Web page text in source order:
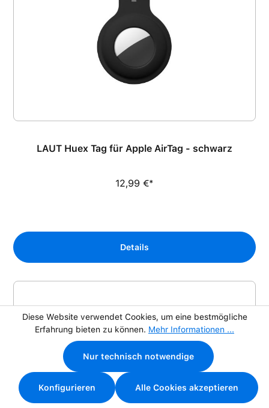
LAUT Huex Tag für Apple AirTag - schwarz
12,99 €*
Details
Diese Website verwendet Cookies, um eine bestmögliche
Erfahrung bieten zu können. Mehr Informationen ...
Nur technisch notwendige
Konfigurieren Alle Cookies akzeptieren